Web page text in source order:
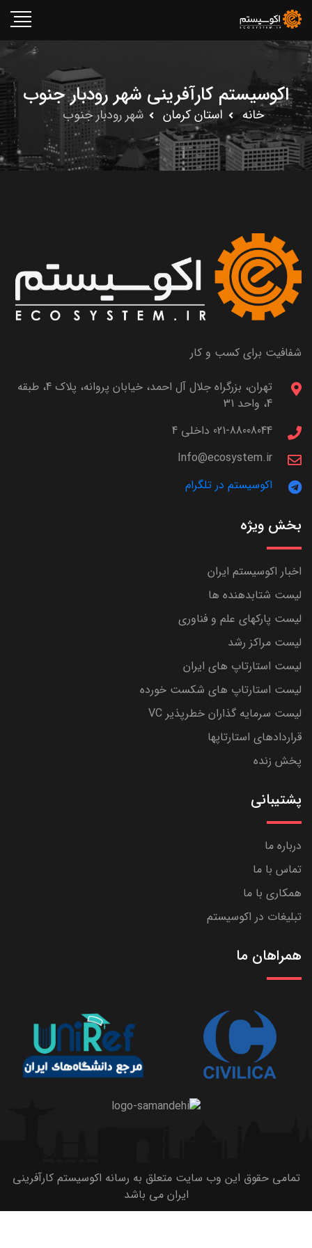
اکوسیستم کارآفرینی شهر رودبار جنوب
خانه استان کرمان شهر رودبار جنوب
شفافیت برای کسب و کار
تهران، بزرگراه جلال آل احمد، خیابان پروانه، پلاک 4، طبقه
4، واحد 31
021-88008044 داخلی 4
Info@ecosystem.ir
اکوسیستم در تلگرام
بخش ویژه
اخبار اکوسیستم ایران
لیست شتابدهنده ها
لیست پارکهای علم و فناوری
لیست مراکز رشد
لیست استارتاپ های ایران
لیست استارتاپ های شکست خورده
لیست سرمایه گذاران خطرپذیر VC
قراردادهای استارتاپها
پخش زنده
پشتیبانی
درباره ما
تماس با ما
همکاری با ما
تبلیغات در اکوسیستم
همراهان ما
تمامی حقوق این وب سایت متعلق به رسانه اکوسیستم کارآفرینی
ایران می باشد